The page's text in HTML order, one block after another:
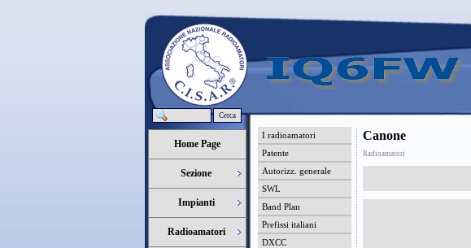
Cerca
Home Page
Sezione
Impianti
Radioamatori
Canone
Radioamatori
I radioamatori
Patente
Autorizz. generale
SWL
Band Plan
Prefissi italiani
DXCC